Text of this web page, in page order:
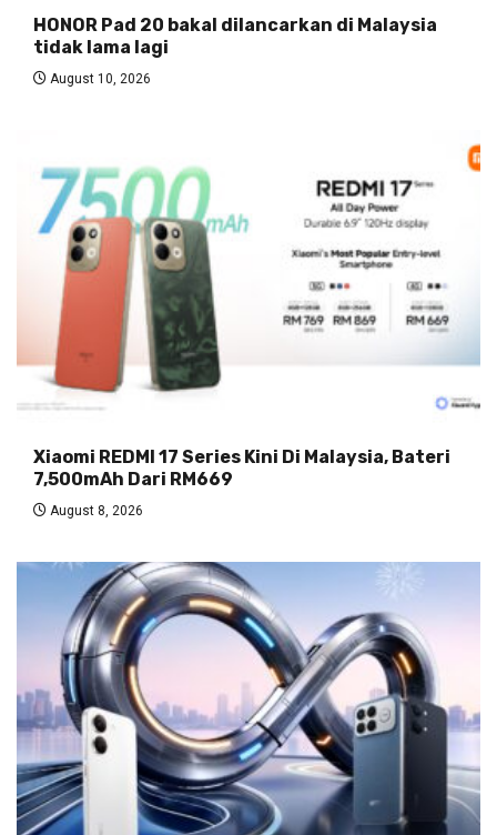
HONOR Pad 20 bakal dilancarkan di Malaysia
tidak lama lagi
August 10, 2026
Xiaomi REDMI 17 Series Kini Di Malaysia, Bateri
7,500mAh Dari RM669
August 8, 2026